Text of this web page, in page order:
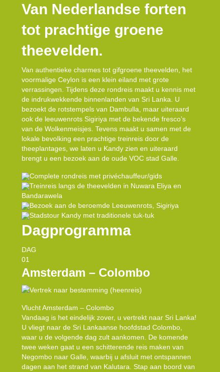
Van Nederlandse forten
tot prachtige groene
theevelden.
Van authentieke charmes tot gifgroene theevelden, het
voormalige Ceylon is een klein eiland met grote
verrassingen. Tijdens deze rondreis maakt u kennis met
de indrukwekkende binnenlanden van Sri Lanka. U
bezoekt de rotstempels van Dambulla, maar uiteraard
ook de leeuwenrots Sigiriya met de bekende fresco’s
van de Wolkenmeisjes. Tevens maakt u samen met de
lokale bevolking een prachtige treinreis door de
theeplantages, we laten u Kandy zien en uiteraard
brengt u een bezoek aan de oude VOC stad Galle.
Complete rondreis met privéchauffeur/gids
Treinreis langs de theevelden in Nuwara Eliya en
Bandarawela
Bezoek aan de beroemde Leeuwenrots, Sigiriya
Stadstour Kandy met traditionele tuk-tuk
Dagprogramma
DAG
01
Amsterdam – Colombo
Vlucht Amsterdam – Colombo
Vandaag is het eindelijk zover, u vertrekt naar Sri Lanka!
U vliegt naar de Sri Lankaanse hoofdstad Colombo,
waar u de volgende dag zult aankomen. De komende
twee weken gaat u een schitterende reis maken van
Negombo naar Galle, waarbij u afsluit met ontspannen
dagen aan het strand van Kalutara. Stap aan boord van